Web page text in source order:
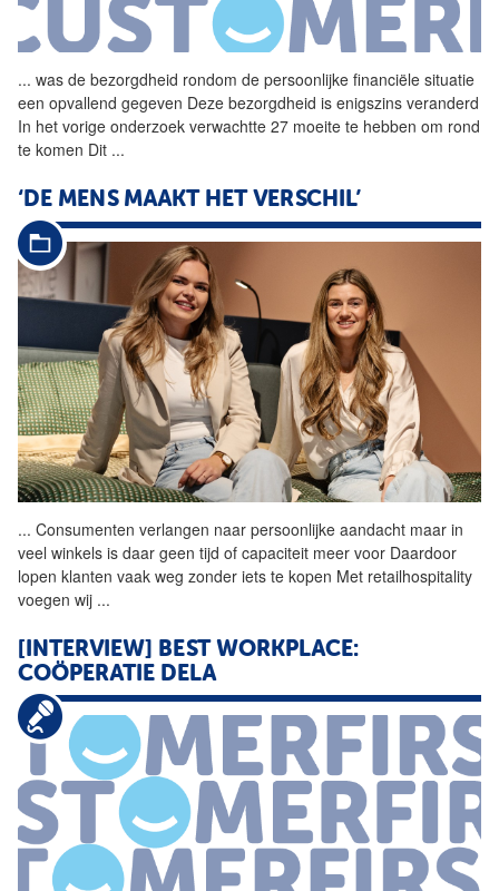
... was de bezorgdheid rondom de persoonlijke financiële situatie
een opvallend gegeven Deze bezorgdheid is enigszins veranderd
In het vorige onderzoek verwachtte 27 moeite te hebben om rond
te komen Dit ...
‘DE MENS MAAKT HET VERSCHIL’
... Consumenten verlangen naar persoonlijke aandacht maar in
veel winkels is daar geen tijd of capaciteit meer voor Daardoor
lopen klanten vaak weg zonder iets te kopen Met retailhospitality
voegen wij ...
[INTERVIEW] BEST WORKPLACE:
COÖPERATIE DELA